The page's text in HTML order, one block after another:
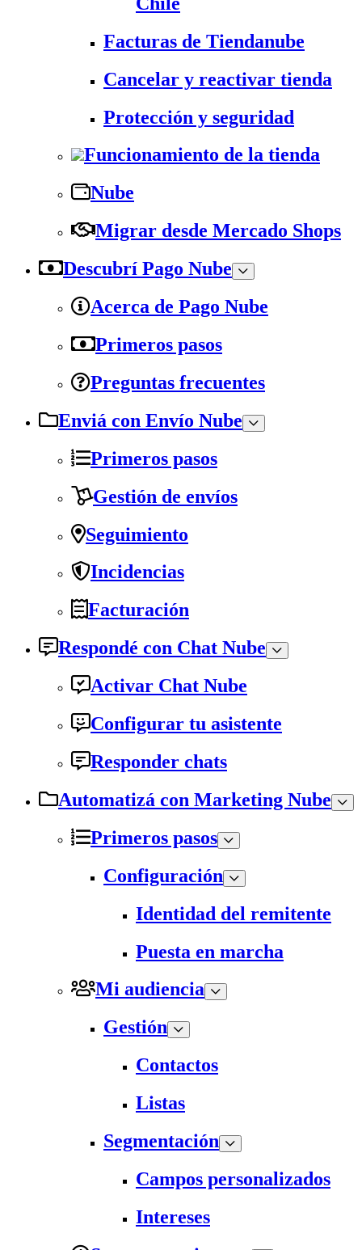
Facturas de Tiendanube
Cancelar y reactivar tienda
Protección y seguridad
Funcionamiento de la tienda
Nube
Migrar desde Mercado Shops
Descubrí Pago Nube
Acerca de Pago Nube
Primeros pasos
Preguntas frecuentes
Enviá con Envío Nube
Primeros pasos
Gestión de envíos
Seguimiento
Incidencias
Facturación
Respondé con Chat Nube
Activar Chat Nube
Configurar tu asistente
Responder chats
Automatizá con Marketing Nube
Primeros pasos
Configuración
Identidad del remitente
Puesta en marcha
Mi audiencia
Gestión
Contactos
Listas
Segmentación
Campos personalizados
Intereses